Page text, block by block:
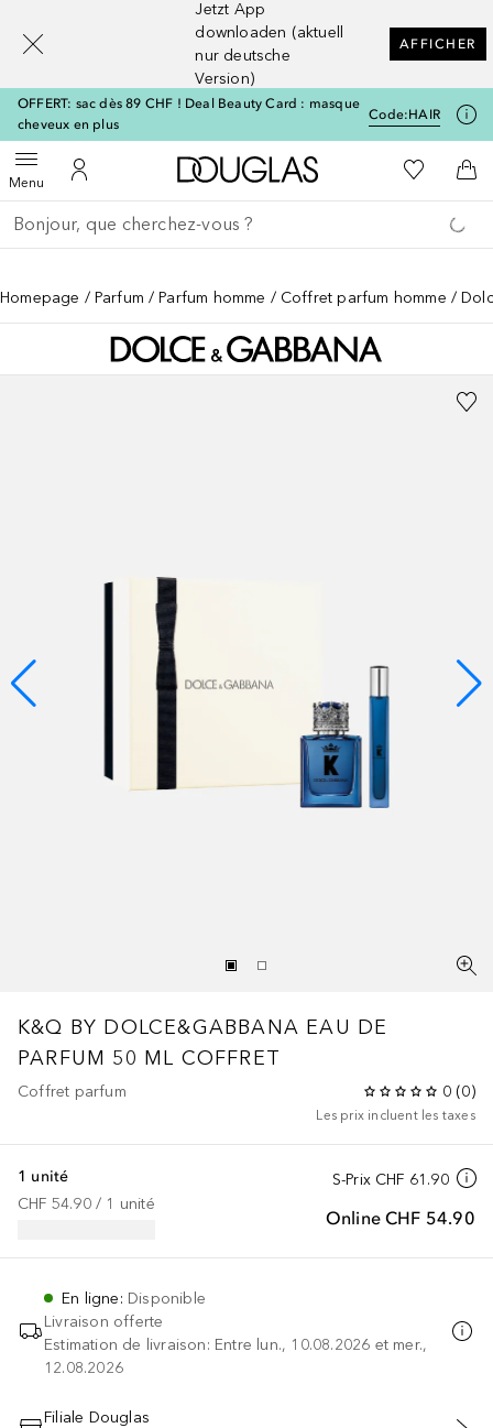
Jetzt App
downloaden (aktuell
nur deutsche
Version)
AFFICHER
OFFERT: sac dès 89 CHF ! Deal Beauty Card : masque
cheveux en plus
Code:HAIR
MenuOuvrir le menuVers Mon Compte
Vers l'accueil Douglas
Vers Ma
Retourner
Exécuter la recherche
Homepage Parfum Parfum homme Coffret parfum homme
K&Q BY DOLCE&GABBANA EAU DE
PARFUM 50 ML COFFRET
Coffret parfum 0 (0)
Les prix incluent les taxes
S-Prix CHF 61.90
Online CHF 54.90
1 unité
CHF 54.90 / 1 unité
En ligne: Disponible
Livraison offerte
Estimation de livraison: Entre lun., 10.08.2026 et mer.,
12.08.2026
Filiale Douglas
[navigation.slideout.screenreader]